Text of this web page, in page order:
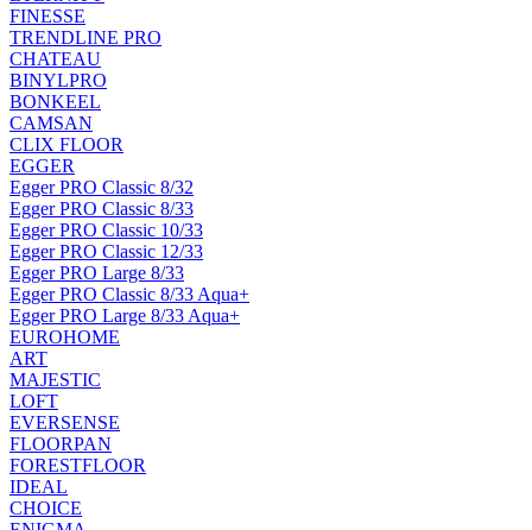
FINESSE
TRENDLINE PRO
CHATEAU
BINYLPRO
BONKEEL
CAMSAN
CLIX FLOOR
EGGER
Egger PRO Classic 8/32
Egger PRO Classic 8/33
Egger PRO Classic 10/33
Egger PRO Classic 12/33
Egger PRO Large 8/33
Egger PRO Classic 8/33 Aqua+
Egger PRO Large 8/33 Aqua+
EUROHOME
ART
MAJESTIC
LOFT
EVERSENSE
FLOORPAN
FORESTFLOOR
IDEAL
CHOICE